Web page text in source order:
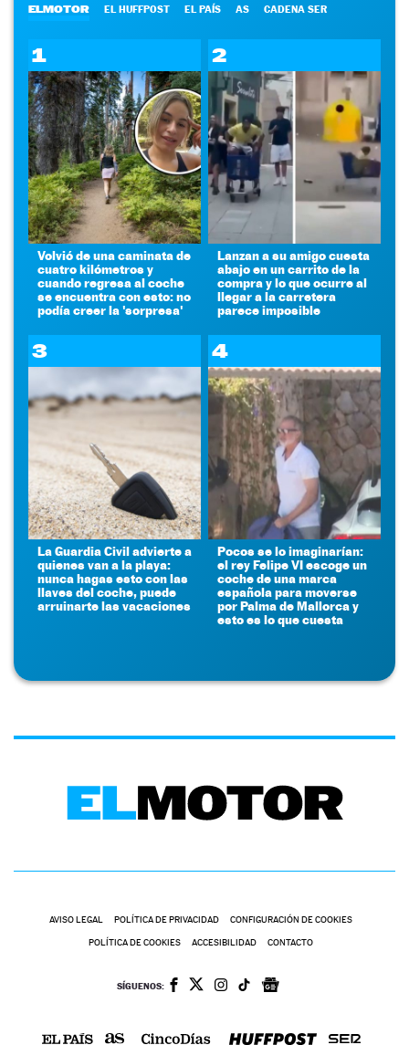
ELMOTOR EL HUFFPOST EL PAÍS AS CADENA SER
1
Volvió de una caminata de
cuatro kilómetros y
cuando regresa al coche
se encuentra con esto: no
podía creer la 'sorpresa'
2
Lanzan a su amigo cuesta
abajo en un carrito de la
compra y lo que ocurre al
llegar a la carretera
parece imposible
3
La Guardia Civil advierte a
quienes van a la playa:
nunca hagas esto con las
llaves del coche, puede
arruinarte las vacaciones
4
Pocos se lo imaginarían:
el rey Felipe VI escoge un
coche de una marca
española para moverse
por Palma de Mallorca y
esto es lo que cuesta
AVISO LEGAL POLÍTICA DE PRIVACIDAD CONFIGURACIÓN DE COOKIES
POLÍTICA DE COOKIES ACCESIBILIDAD CONTACTO
SÍGUENOS: